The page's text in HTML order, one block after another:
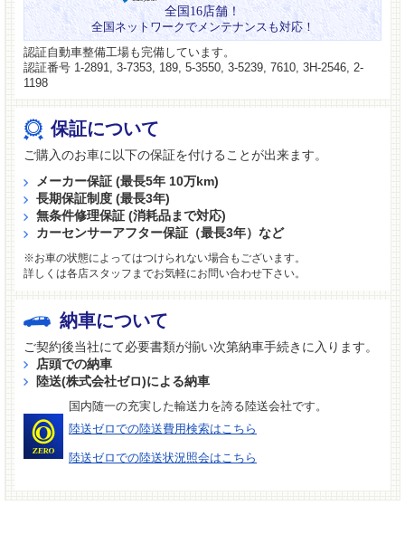
全国16店舗！
全国ネットワークでメンテナンスも対応！
認証自動車整備工場も完備しています。
認証番号 1-2891, 3-7353, 189, 5-3550, 3-5239, 7610, 3H-2546, 2-
1198
保証について
ご購入のお車に以下の保証を付けることが出来ます。
メーカー保証 (最長5年 10万km)
長期保証制度 (最長3年)
無条件修理保証 (消耗品まで対応)
カーセンサーアフター保証（最長3年）など
※お車の状態によってはつけられない場合もございます。
詳しくは各店スタッフまでお気軽にお問い合わせ下さい。
納車について
ご契約後当社にて必要書類が揃い次第納車手続きに入ります。
店頭での納車
陸送(株式会社ゼロ)による納車
国内随一の充実した輸送力を誇る陸送会社です。
陸送ゼロでの陸送費用検索はこちら
陸送ゼロでの陸送状況照会はこちら